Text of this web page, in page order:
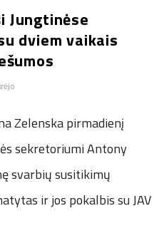
Jungtinėse
dviem vaikais
Zelenska pirmadienį
sekretoriumi Antony
svarbių susitikimų
ir jos pokalbis su JAV